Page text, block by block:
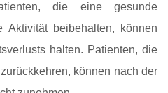
die eine gesunde
Aktivität beibehalten, können
halten. Patienten, die
können nach der